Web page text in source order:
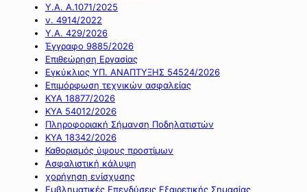
Υ.Α. Α.1071/2025
ν. 4914/2022
Υ.Α. 429/2026
Έγγραφο 9885/2026
Επιθεώρηση Εργασίας
Εγκύκλιος ΥΠ. ΑΝΑΠΤΥΞΗΣ 54524/2026
Επιμόρφωση τεχνικών ασφαλείας
ΚΥΑ 18877/2026
ΚΥΑ 54012/2026
Πληροφοριακή Σήμανση Ποδηλατιστών
ΚΥΑ 18342/2026
Καθορισμός ύψους προστίμων
Ασφαλιστική κάλυψη
χορήγηση ενίσχυσης
Εμβληματικές Επενδύσεις Εξαιρετικής Σημασίας